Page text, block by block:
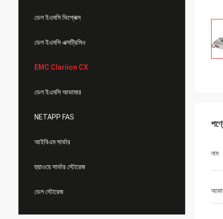
ডেল ইএমসি ভিপ্লেক্স
ডেল ইএমসি এক্সট্রিমিও
EMC Clariion CX
ডেল ইএমসি আভামার
NETAPP FAS
আইবিএম সার্ভার
হুয়াওয়ে সার্ভার স্টোরেজ
ডেল স্টোরেজ
নাম